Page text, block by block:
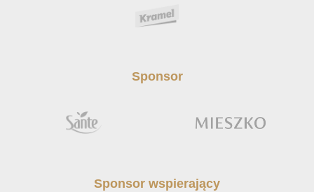
Sponsor
Sponsor wspierający